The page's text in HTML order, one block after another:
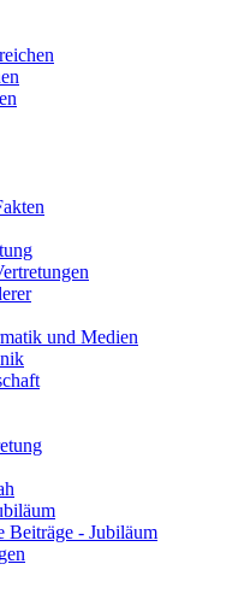
und Medien
Beiträge - Jubiläum